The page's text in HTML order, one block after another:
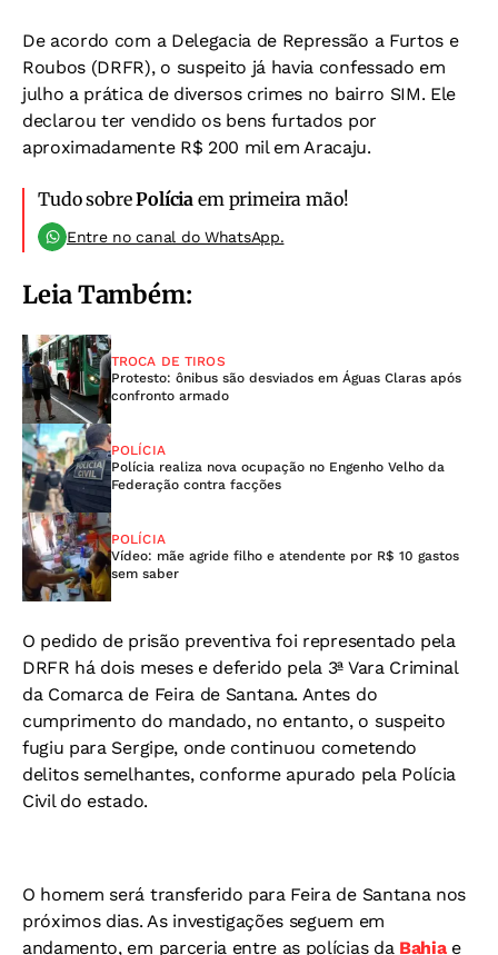
De acordo com a Delegacia de Repressão a Furtos e
Roubos (DRFR), o suspeito já havia confessado em
julho a prática de diversos crimes no bairro SIM. Ele
declarou ter vendido os bens furtados por
aproximadamente R$ 200 mil em Aracaju.
Tudo sobrePolícia em primeira mão!
Entre no canal do WhatsApp.
Leia Também:
TROCA DE TIROS
Protesto: ônibus são desviados em Águas Claras após
confronto armado
POLÍCIA
Polícia realiza nova ocupação no Engenho Velho da
Federação contra facções
POLÍCIA
Vídeo: mãe agride filho e atendente por R$ 10 gastos
sem saber
O pedido de prisão preventiva foi representado pela
DRFR há dois meses e deferido pela 3ª Vara Criminal
da Comarca de Feira de Santana. Antes do
cumprimento do mandado, no entanto, o suspeito
fugiu para Sergipe, onde continuou cometendo
delitos semelhantes, conforme apurado pela Polícia
Civil do estado.
O homem será transferido para Feira de Santana nos
próximos dias. As investigações seguem em
andamento, em parceria entre as polícias da Bahiae